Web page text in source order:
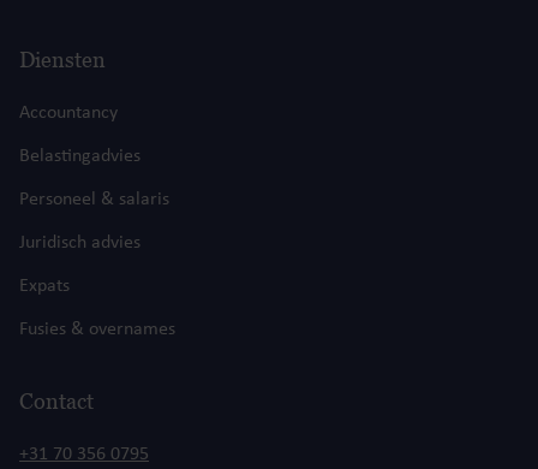
Diensten
Accountancy
Belastingadvies
Personeel & salaris
Juridisch advies
Expats
Fusies & overnames
Contact
+31 70 356 0795